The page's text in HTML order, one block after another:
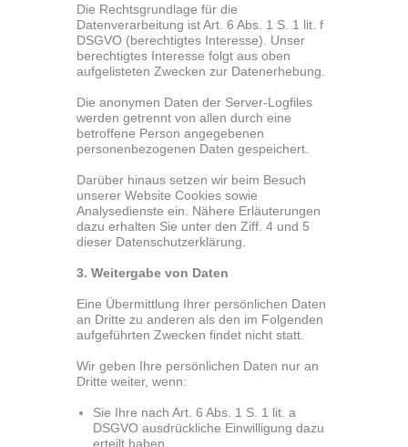
Die Rechtsgrundlage für die
Datenverarbeitung ist Art. 6 Abs. 1 S. 1 lit. f
DSGVO (berechtigtes Interesse). Unser
berechtigtes Interesse folgt aus oben
aufgelisteten Zwecken zur Datenerhebung.
Die anonymen Daten der Server-Logfiles
werden getrennt von allen durch eine
betroffene Person angegebenen
personenbezogenen Daten gespeichert.
Darüber hinaus setzen wir beim Besuch
unserer Website Cookies sowie
Analysedienste ein. Nähere Erläuterungen
dazu erhalten Sie unter den Ziff. 4 und 5
dieser Datenschutzerklärung.
3. Weitergabe von Daten
Eine Übermittlung Ihrer persönlichen Daten
an Dritte zu anderen als den im Folgenden
aufgeführten Zwecken findet nicht statt.
Wir geben Ihre persönlichen Daten nur an
Dritte weiter, wenn:
Sie Ihre nach Art. 6 Abs. 1 S. 1 lit. a
DSGVO ausdrückliche Einwilligung dazu
erteilt haben,